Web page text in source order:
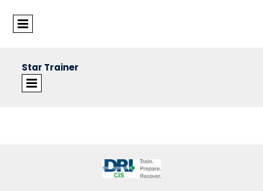
Star Trainer